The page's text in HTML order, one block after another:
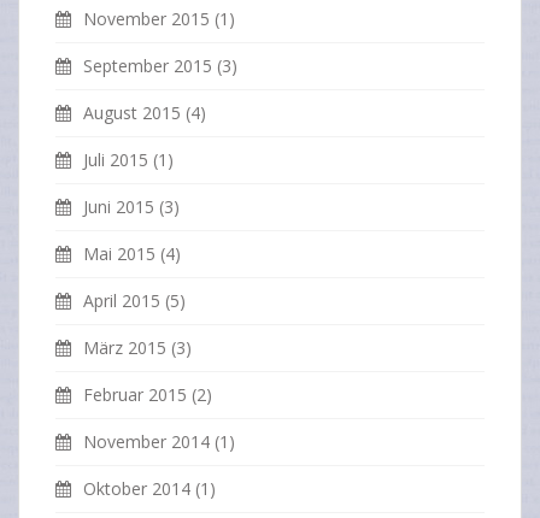
November 2015 (1)
September 2015 (3)
August 2015 (4)
Juli 2015 (1)
Juni 2015 (3)
Mai 2015 (4)
April 2015 (5)
März 2015 (3)
Februar 2015 (2)
November 2014 (1)
Oktober 2014 (1)